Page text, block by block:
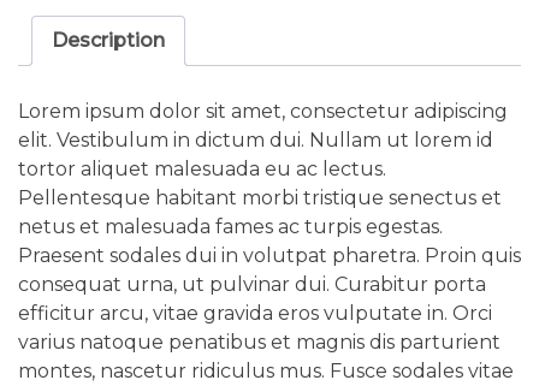
Description
Lorem ipsum dolor sit amet, consectetur adipiscing
elit. Vestibulum in dictum dui. Nullam ut lorem id
tortor aliquet malesuada eu ac lectus.
Pellentesque habitant morbi tristique senectus et
netus et malesuada fames ac turpis egestas.
Praesent sodales dui in volutpat pharetra. Proin quis
consequat urna, ut pulvinar dui. Curabitur porta
efficitur arcu, vitae gravida eros vulputate in. Orci
varius natoque penatibus et magnis dis parturient
montes, nascetur ridiculus mus. Fusce sodales vitae